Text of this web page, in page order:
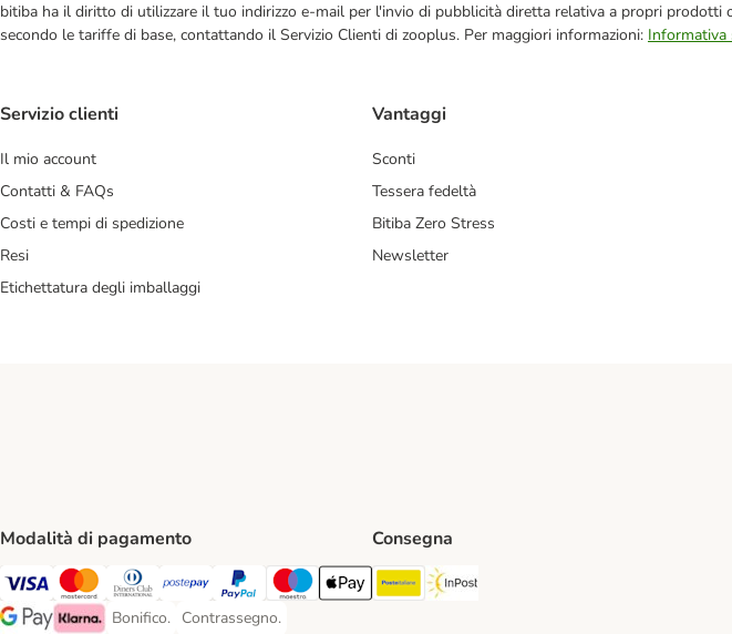
bitiba ha il diritto di utilizzare il tuo indirizzo e-mail per l'invio di pubblicità diretta relativa a propri
secondo le tariffe di base, contattando il Servizio Clienti di zooplus. Per maggiori informazioni: Informativa
Servizio clienti
Il mio account
Contatti & FAQs
Costi e tempi di spedizione
Resi
Etichettatura degli imballaggi
Vantaggi
Sconti
Tessera fedeltà
Bitiba Zero Stress
Newsletter
Modalità di pagamento
Visa. Payment Method
Mastercard. Payment Method
Diners Club. Payment Method
Postepay. Payment Method
PayPal. Payment Method
Maestro. Payment Method
Apple pay. Payment Method
Bonifico.
Bonifico. Payment Method
Contrassegno.
Contrassegno. Payment Method
Consegna
Poste Italiane. Shipping Method